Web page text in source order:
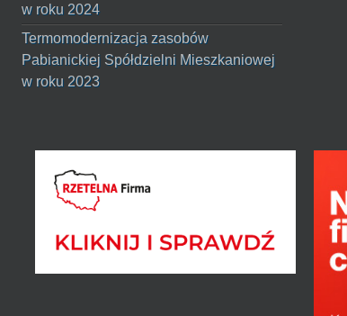
w roku 2024
Termomodernizacja zasobów
Pabianickiej Spółdzielni Mieszkaniowej
w roku 2023